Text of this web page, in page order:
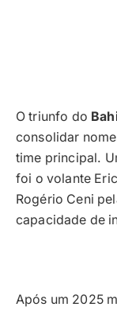
O triunfo do
consolidar
time principal.
foi o volante
Rogério Ceni
capacidade de
Após um 2025